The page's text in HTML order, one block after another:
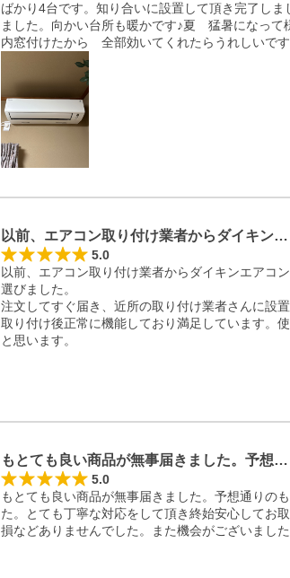
ばかり4台です。知り合いに設置して頂き完了し
ました。向かい台所も暖かです♪夏　猛暑になっ
内窓付けたから　全部効いてくれたらうれしいです
以前、エアコン取り付け業者からダイキン…
5.0
以前、エアコン取り付け業者からダイキンエアコ
選びました。
注文してすぐ届き、近所の取り付け業者さんに設置
取り付け後正常に機能しており満足しています。
と思います。
もとても良い商品が無事届きました。予想…
5.0
もとても良い商品が無事届きました。予想通りの
た。とても丁寧な対応をして頂き終始安心してお
損などありませんでした。また機会がございまし